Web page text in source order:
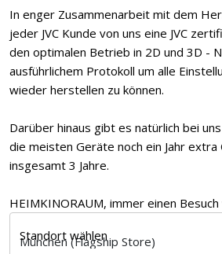
In enger Zusammenarbeit mit dem
jeder JVC Kunde von uns eine JVC
den optimalen Betrieb in 2D und 3D -
ausführlichem Protokoll um alle
wieder herstellen zu können.
Darüber hinaus gibt es natürlich bei
die meisten Geräte noch ein Jahr extra
insgesamt 3 Jahre.
HEIMKINORAUM, immer einen Besuch
Standort wählen